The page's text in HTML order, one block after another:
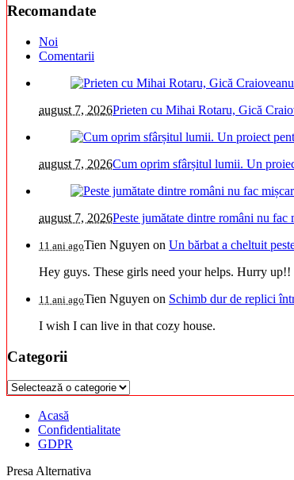
Recomandate
Noi
Comentarii
august 7, 2026Prieten cu Mihai Rotaru, Gică
august 7, 2026Cum oprim sfârșitul lumii. Un
august 7, 2026Peste jumătate dintre români nu fac
11 ani agoTien Nguyen on Un bărbat a cheltuit
Hey guys. These girls need your helps. Hurry up!!
11 ani agoTien Nguyen on Schimb dur de replici
I wish I can live in that cozy house.
Categorii
Categorii
Acasă
Confidentialitate
GDPR
Presa Alternativa